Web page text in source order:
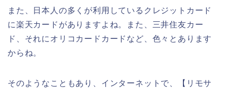
また、日本人の多くが利用しているクレジットカード
に楽天カードがありますよね。また、三井住友カー
ド、それにオリコカードカードなど、色々とあります
からね。
そのようなこともあり、インターネットで、【リモサ